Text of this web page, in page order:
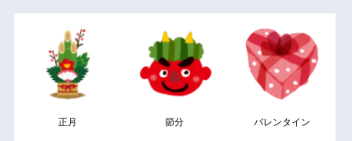
正月 節分 バレンタイン